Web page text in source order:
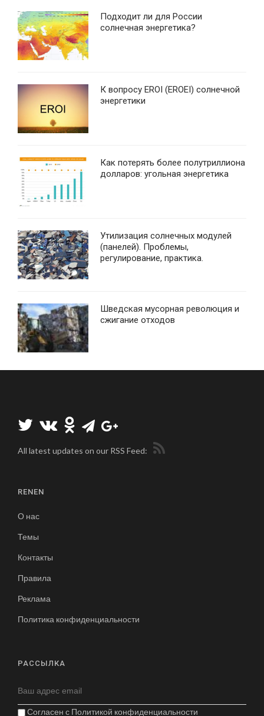
Подходит ли для России
солнечная энергетика?
К вопросу EROI (EROEI) солнечной
энергетики
Как потерять более полутриллиона
долларов: угольная энергетика
Утилизация солнечных модулей
(панелей). Проблемы,
регулирование, практика.
Шведская мусорная революция и
сжигание отходов
All latest updates on our RSS Feed:
RENEN
О нас
Темы
Контакты
Правила
Реклама
Политика конфиденциальности
РАССЫЛКА
Согласен с Политикой конфиденциальности